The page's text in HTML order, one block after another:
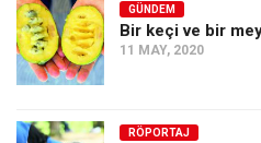
GÜNDEM
Bir keçi ve bir
11 MAY, 2020
RÖPORTAJ